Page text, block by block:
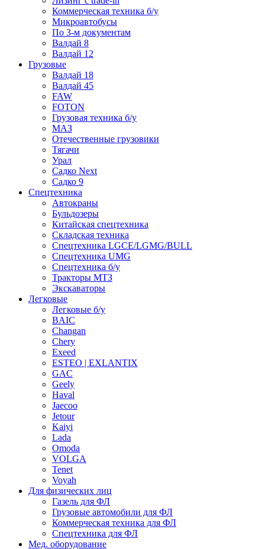
Коммерческая техника б/у
Микроавтобусы
По 3-м документам
Валдай 8
Валдай 12
Грузовые
Валдай 18
Валдай 45
FAW
FOTON
Грузовая техника б/у
МАЗ
Отечественные грузовики
Тягачи
Урал
Садко Next
Садко 9
Спецтехника
Автокраны
Бульдозеры
Китайская спецтехника
Складская техника
Спецтехника LGCE/LGMG/BULL
Спецтехника UMG
Спецтехника б/у
Тракторы МТЗ
Экскаваторы
Легковые
Легковые б/у
BAIC
Changan
Chery
Exeed
ESTEO | EXLANTIX
GAC
Geely
Haval
Jaecoo
Jetour
Kaiyi
Lada
Omoda
VOLGA
Tenet
Voyah
Для физических лиц
Газель для ФЛ
Грузовые автомобили для ФЛ
Коммерческая техника для ФЛ
Спецтехника для ФЛ
Мед. оборудование